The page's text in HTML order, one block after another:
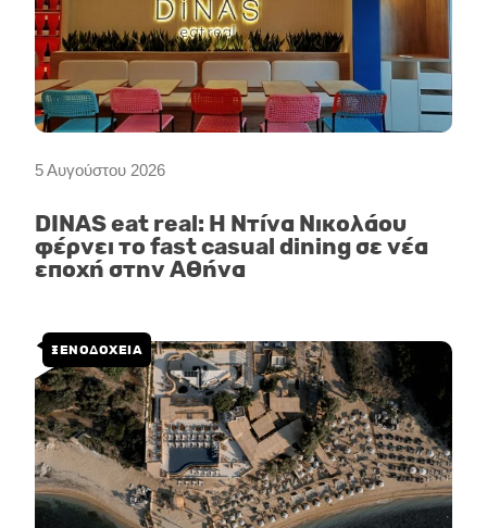
5 Αυγούστου 2026
DINAS eat real: Η Ντίνα Νικολάου
φέρνει το fast casual dining σε νέα
εποχή στην Αθήνα
ΞΕΝΟΔΟΧΕΙΑ